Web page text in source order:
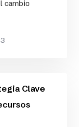
cambio
Clave